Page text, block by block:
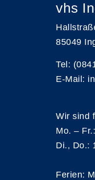
vhs
85049
Tel:
E-Mail:
Wir sind
Mo. –
Di., Do.:
Ferien: